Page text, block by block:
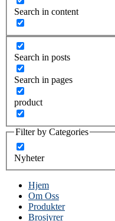
Search in content
Search in posts
Search in pages
product
Filter by Categories
Nyheter
Hjem
Om Oss
Produkter
Brosjyrer